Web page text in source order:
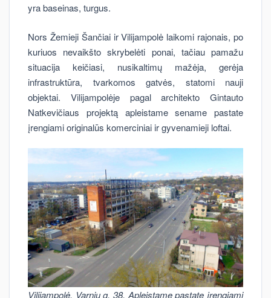
yra baseinas, turgus.
Nors Žemieji Šančiai ir Vilijampolė laikomi rajonais, po
kuriuos nevaikšto skrybelėti ponai, tačiau pamažu
situacija keičiasi, nusikaltimų mažėja, gerėja
infrastruktūra, tvarkomos gatvės, statomi nauji
objektai. Vilijampolėje pagal architekto Gintauto
Natkevičiaus projektą apleistame sename pastate
įrengiami originalūs komerciniai ir gyvenamieji loftai.
Vilijampolė, Varnių g. 38. Apleistame pastate įrengiami